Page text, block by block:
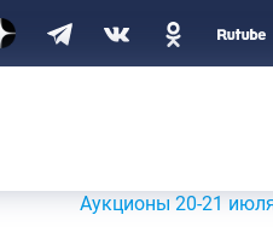
Аукционы 20-21 июля 2026 г.